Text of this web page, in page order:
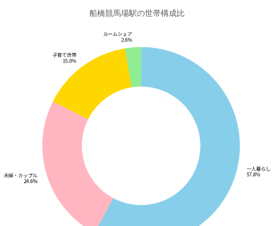
船橋競馬場駅の世帯構成比